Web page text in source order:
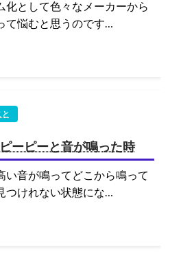
化として色々なメーカーから
て悩むと思うのです…
ーピーと音が鳴った時
い音が鳴ってどこから鳴って
つけれない状態にな…